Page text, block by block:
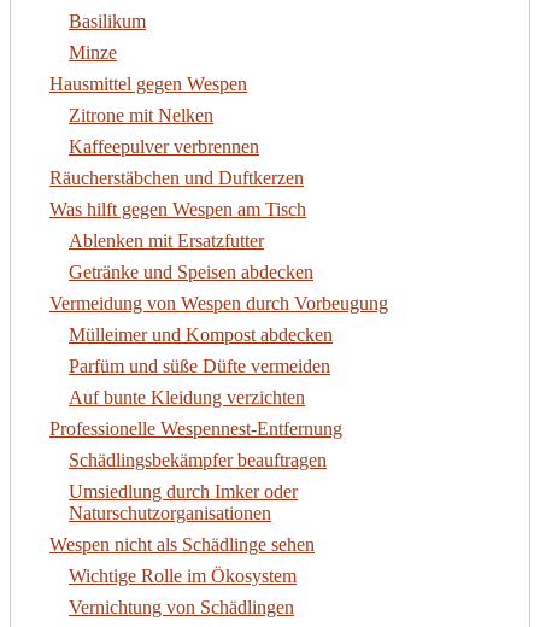
Basilikum
Minze
Hausmittel gegen Wespen
Zitrone mit Nelken
Kaffeepulver verbrennen
Räucherstäbchen und Duftkerzen
Was hilft gegen Wespen am Tisch
Ablenken mit Ersatzfutter
Getränke und Speisen abdecken
Vermeidung von Wespen durch Vorbeugung
Mülleimer und Kompost abdecken
Parfüm und süße Düfte vermeiden
Auf bunte Kleidung verzichten
Professionelle Wespennest-Entfernung
Schädlingsbekämpfer beauftragen
Umsiedlung durch Imker oder
Naturschutzorganisationen
Wespen nicht als Schädlinge sehen
Wichtige Rolle im Ökosystem
Vernichtung von Schädlingen